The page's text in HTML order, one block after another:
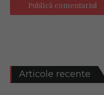
Articole recente